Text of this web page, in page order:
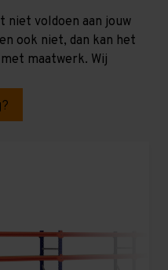
niet voldoen aan jouw
ook niet, dan kan het
maatwerk. Wij